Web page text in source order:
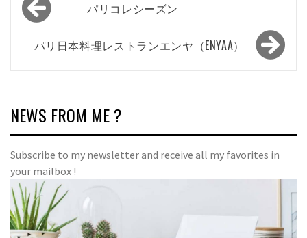
稿
ナ
ー
シ
ョ
ン
パリコレシーズン
パリ日本料理レストランエンヤ（ENYAA）
NEWS FROM ME ?
Subscribe to my newsletter and receive all my favorites in
your mailbox !